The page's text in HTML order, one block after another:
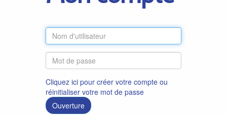
Cliquez ici pour créer votre compte ou
réinitialiser votre mot de passe